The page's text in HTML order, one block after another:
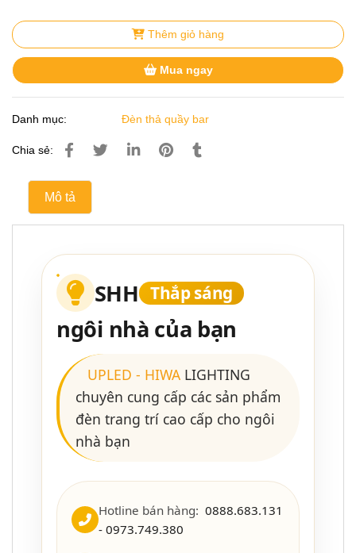
Thêm giỏ hàng
Mua ngay
Danh mục: Đèn thả quầy bar
Chia sẻ:
Mô tả
SHH Thắp sáng
ngôi nhà của bạn
UPLED - HIWA LIGHTING
chuyên cung cấp các sản phẩm
đèn trang trí cao cấp cho ngôi
nhà bạn
Hotline bán hàng: 0888.683.131
- 0973.749.380